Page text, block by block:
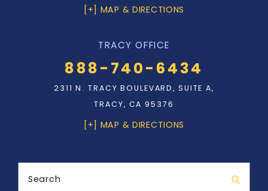
[+] MAP & DIRECTIONS
TRACY OFFICE
888-740-6434
2311 N. TRACY BOULEVARD, SUITE A,
TRACY, CA 95376
[+] MAP & DIRECTIONS
Search